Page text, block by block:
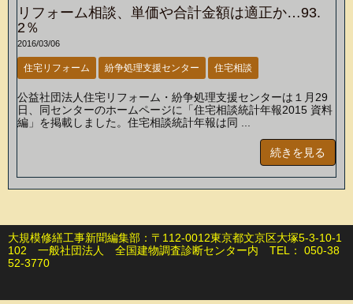
リフォーム相談、単価や合計金額は適正か…93.
2％
2016/03/06
住宅リフォーム 紛争処理支援センター 住宅相談
公益社団法人住宅リフォーム・紛争処理支援センターは１月29
日、同センターのホームページに「住宅相談統計年報2015 資料
編」を掲載しました。住宅相談統計年報は同 ...
続きを見る
大規模修繕工事新聞編集部：〒112-0012東京都文京区大塚5-3-10-1
102 一般社団法人 全国建物調査診断センター内 TEL： 050-38
52-3770